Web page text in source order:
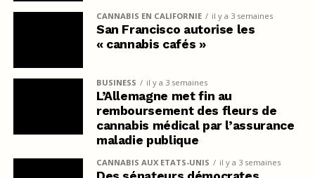
CANNABIS EN CALIFORNIE il y a 3 semaines
San Francisco autorise les
« cannabis cafés »
BUSINESS il y a 3 semaines
L’Allemagne met fin au
remboursement des fleurs de
cannabis médical par l’assurance
maladie publique
CANNABIS AUX ETATS-UNIS il y a 3 semaines